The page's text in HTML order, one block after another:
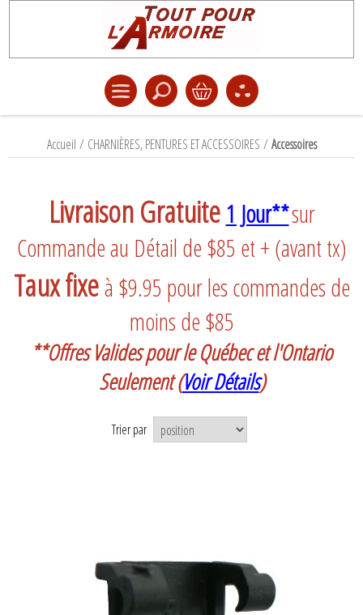
Accueil / CHARNIÈRES, PENTURES ET ACCESSOIRES / Accessoires
Livraison Gratuite 1 Jour**sur
Commande au Détail de $85 et + (avant tx)
Taux fixeà $9.95 pour les commandes de
moins de $85
**Offres Valides pour le Québec et l'Ontario
Seulement (Voir Détails)
Trier par